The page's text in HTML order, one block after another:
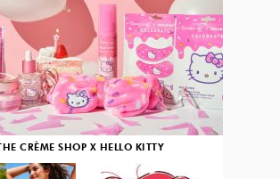
THE CRÈME SHOP X HELLO KITTY